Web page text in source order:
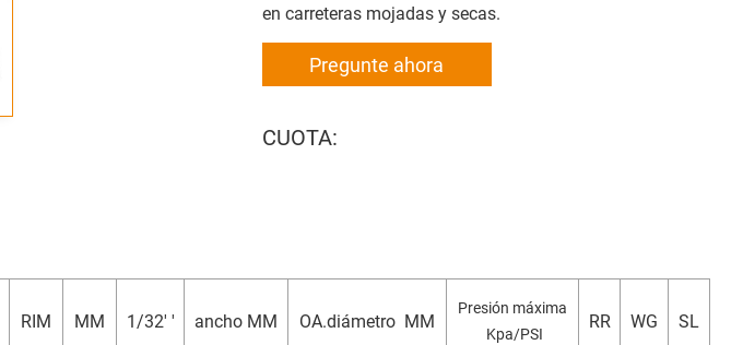
en carreteras mojadas y secas.
Pregunte ahora
CUOTA:
RIM MM 1/32' ' ancho MM OA.diámetro MM
Presión máxima
Kpa/PSI
RR WG SL